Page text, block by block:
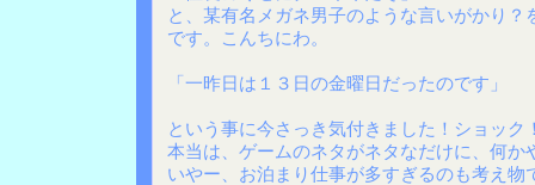
と、某有名メガネ男子のような言いがかり？
です。こんちにわ。
「一昨日は１３日の金曜日だったのです」
という事に今さっき気付きました！ショック
本当は、ゲームのネタがネタなだけに、何
いやー、お泊まり仕事が多すぎるのも考え物